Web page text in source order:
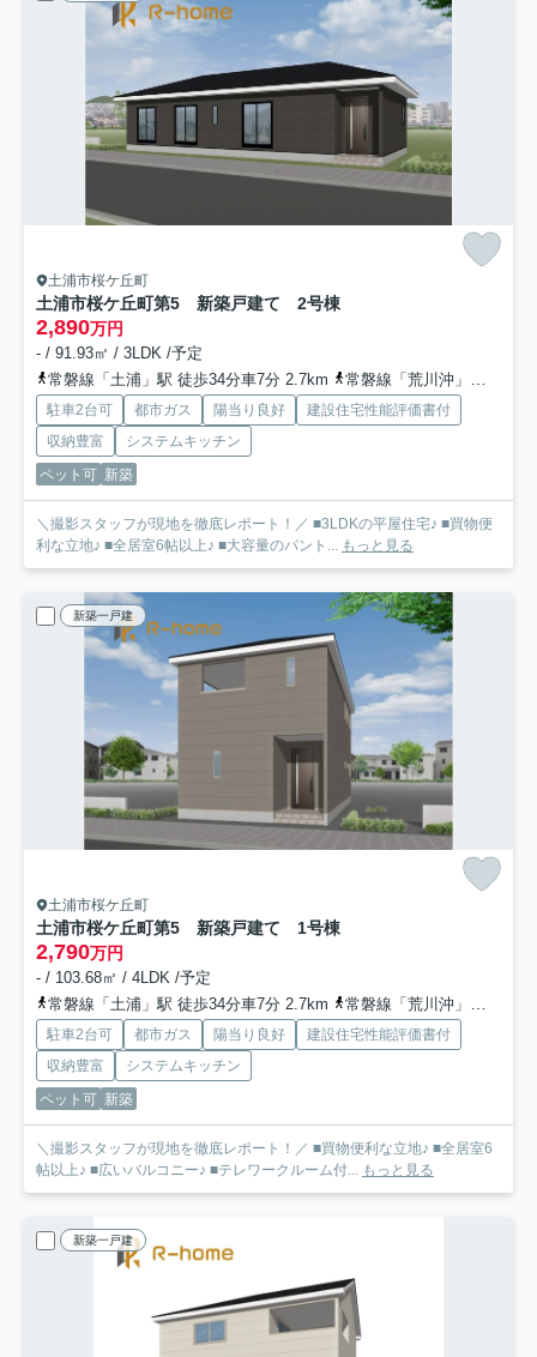
土浦市桜ケ丘町
土浦市桜ケ丘町第5 新築戸建て 2号棟
2,890万円
- / 91.93㎡ / 3LDK /予定
常磐線「土浦」駅 徒歩34分車7分 2.7km
常磐線「荒川沖」駅 徒歩60分車12分 4.8km
駐車2台可 都市ガス 陽当り良好
建設住宅性能評価書付
収納豊富
システムキッチン
ペット可 新築
＼撮影スタッフが現地を徹底レポート！／ ■3LDKの平屋住宅♪ ■買物便
利な立地♪ ■全居室6帖以上♪ ■大容量のパント... もっと見る
新築一戸建
土浦市桜ケ丘町
土浦市桜ケ丘町第5 新築戸建て 1号棟
2,790万円
- / 103.68㎡ / 4LDK /予定
常磐線「土浦」駅 徒歩34分車7分 2.7km
常磐線「荒川沖」駅 徒歩60分車12分 4.8km
駐車2台可 都市ガス 陽当り良好
建設住宅性能評価書付
収納豊富
システムキッチン
ペット可 新築
＼撮影スタッフが現地を徹底レポート！／ ■買物便利な立地♪ ■全居室6
帖以上♪ ■広いバルコニー♪ ■テレワークルーム付... もっと見る
新築一戸建